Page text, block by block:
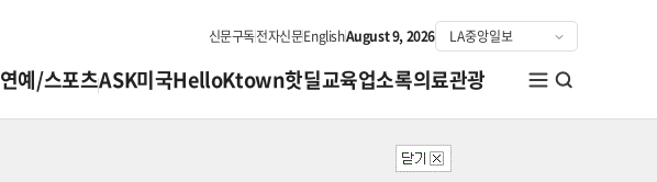
신문구독전자신문EnglishAugust 9, 2026
연예/스포츠ASK미국HelloKtown핫딜교육업소록의료관광